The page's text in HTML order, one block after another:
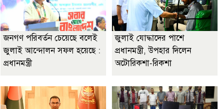
জনগণ পরিবর্তন চেয়েছে বলেই
জুলাই আন্দোলন সফল হয়েছে :
প্রধানমন্ত্রী
জুলাই যোদ্ধাদের পাশে
প্রধানমন্ত্রী, উপহার দিলেন
অটোরিকশা-রিকশা